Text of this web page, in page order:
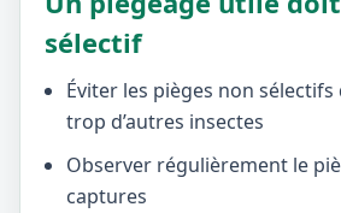
sélectif
Éviter les pièges non
trop d’autres insectes
Observer régulièrement le
captures